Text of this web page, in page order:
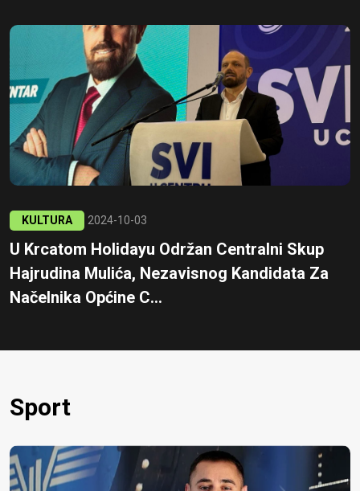
KULTURA 2024-10-03
U Krcatom Holidayu Održan Centralni Skup
Hajrudina Mulića, Nezavisnog Kandidata Za
Načelnika Općine C...
Sport